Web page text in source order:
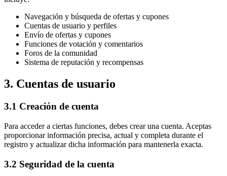
Navegación y búsqueda de ofertas y cupones
Cuentas de usuario y perfiles
Envío de ofertas y cupones
Funciones de votación y comentarios
Foros de la comunidad
Sistema de reputación y recompensas
3. Cuentas de usuario
3.1 Creación de cuenta
Para acceder a ciertas funciones, debes crear una cuenta. Aceptas
proporcionar información precisa, actual y completa durante el
registro y actualizar dicha información para mantenerla exacta.
3.2 Seguridad de la cuenta